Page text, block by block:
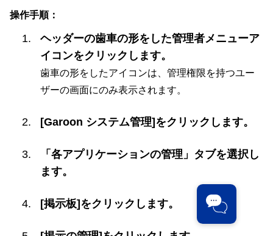
操作手順：
ヘッダーの歯車の形をした管理者メニューア
イコンをクリックします。
歯車の形をしたアイコンは、管理権限を持つユー
ザーの画面にのみ表示されます。
[Garoon システム管理]をクリックします。
「各アプリケーションの管理」タブを選択し
ます。
[掲示板]をクリックします。